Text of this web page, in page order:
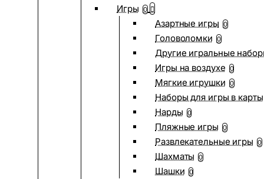
Игры 0
Азартные игры 0
Головоломки 0
Другие игральные
Игры на воздухе 0
Мягкие игрушки 0
Наборы для игры в карты
Нарды 0
Пляжные игры 0
Развлекательные игры 0
Шахматы 0
Шашки 0